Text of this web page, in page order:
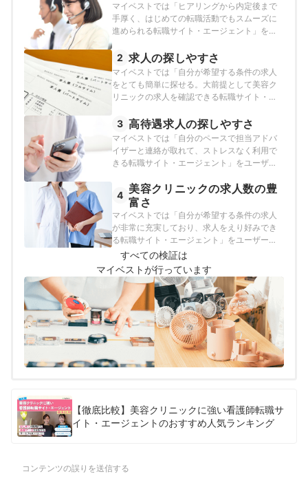
マイベストでは「ヒアリングから内定後まで
手厚く、はじめての転職活動でもスムーズに
進められる転職サイト・エージェント」をユ
護師転職サイト・エージェントとし、以下の
方法で検証を行いました。2025年11月18日時
点の情報をもとに検証を行っています。
2 求人の探しやすさ
マイベストでは「自分が希望する条件の求人
をとても簡単に探せる。大前提として美容ク
リニックの求人を確認できる転職サイト・エ
リニックに強い看護師転職サイト・エージェ
ントとし、以下の方法で検証を行いました。
2025年11月18日時点の情報をもとに検証を行
っています。
3 高待遇求人の探しやすさ
マイベストでは「自分のペースで担当アドバ
イザーと連絡が取れて、ストレスなく利用で
きる転職サイト・エージェント」をユーザー
職サイト・エージェントとし、以下の方法で
検証を行いました。2025年11月18日時点の情
報をもとに検証を行っています。
4 美容クリニックの求人数の豊
富さ
マイベストでは「自分が希望する条件の求人
が非常に充実しており、求人をえり好みでき
る転職サイト・エージェント」をユーザーが
満足できる美容クリニックに強い看護師転職
サイト・エージェントとし、以下の方法で検
証を行いました。なお、デフォルトで表示さ
れる「おすすめ順」のランキングは、美容ク
リニックの求人数をもとに作成しています
2025年11月18日時点の情報をもとに検証を行
なっています。
すべての検証は
マイベストが行っています
【徹底比較】美容クリニックに強い看護師転職サ
イト・エージェントのおすすめ人気ランキング
コンテンツの誤りを送信する